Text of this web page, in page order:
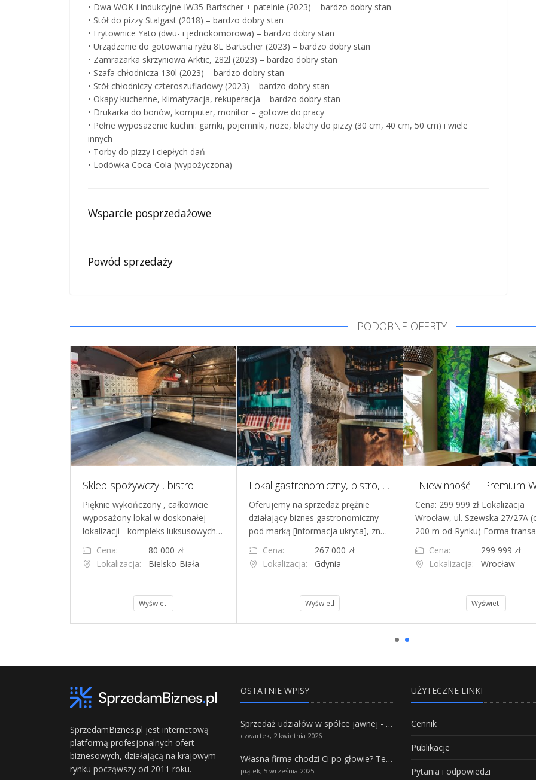
• Dwa WOK-i indukcyjne IW35 Bartscher + patelnie (2023) – bardzo dobry stan
• Stół do pizzy Stalgast (2018) – bardzo dobry stan
• Frytownice Yato (dwu- i jednokomorowa) – bardzo dobry stan
• Urządzenie do gotowania ryżu 8L Bartscher (2023) – bardzo dobry stan
• Zamrażarka skrzyniowa Arktic, 282l (2023) – bardzo dobry stan
• Szafa chłodnicza 130l (2023) – bardzo dobry stan
• Stół chłodniczy czteroszufladowy (2023) – bardzo dobry stan
• Okapy kuchenne, klimatyzacja, rekuperacja – bardzo dobry stan
• Drukarka do bonów, komputer, monitor – gotowe do pracy
• Pełne wyposażenie kuchni: garnki, pojemniki, noże, blachy do pizzy (30 cm, 40 cm, 50 cm) i wiele
innych
• Torby do pizzy i ciepłych dań
• Lodówka Coca-Cola (wypożyczona)
Wsparcie posprzedażowe
Powód sprzedaży
PODOBNE OFERTY
Sklep spożywczy , bistro
Pięknie wykończony , całkowicie
wyposażony lokal w doskonałej
lokalizacji - kompleks luksusowych…
Cena:
80 000 zł
Lokalizacja:
Bielsko-Biała
Wyświetl
Lokal gastronomiczny, bistro, Gdynia
Oferujemy na sprzedaż prężnie
działający biznes gastronomiczny
pod marką [informacja ukryta], zn…
Cena:
267 000 zł
Lokalizacja:
Gdynia
Wyświetl
Cena: 299 999 zł Lokalizacja
Wrocław, ul. Szewska 27/27A
200 m od Rynku) Forma
Cena:
299 999 zł
Lokalizacja:
Wrocław
Wyświetl
SprzedamBiznes.pl jest internetową
platformą profesjonalnych ofert
biznesowych, działającą na krajowym
rynku począwszy od 2011 roku.
OSTATNIE WPISY
Sprzedaż udziałów w spółce jawnej - Wszystko, co trzeba wiedzieć.
czwartek, 2 kwietnia 2026
Własna firma chodzi Ci po głowie? Te branże mają największy potencjał rozwoju
piątek, 5 września 2025
UŻYTECZNE LINKI
Cennik
Publikacje
Pytania i odpowiedzi